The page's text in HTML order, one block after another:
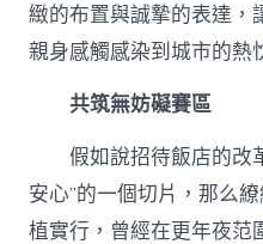
緻的布置與誠摯的表達，
親身感觸感染到城市的熱
共筑無妨礙賽區
假如說招待飯店的改
安心”的一個切片，那么
植實行，曾經在更年夜范